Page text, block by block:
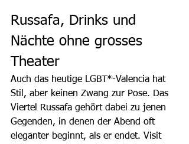
Russafa, Drinks und
Nächte ohne grosses
Theater
Auch das heutige LGBT*-Valencia hat
Stil, aber keinen Zwang zur Pose. Das
Viertel Russafa gehört dabei zu jenen
Gegenden, in denen der Abend oft
eleganter beginnt, als er endet. Visit